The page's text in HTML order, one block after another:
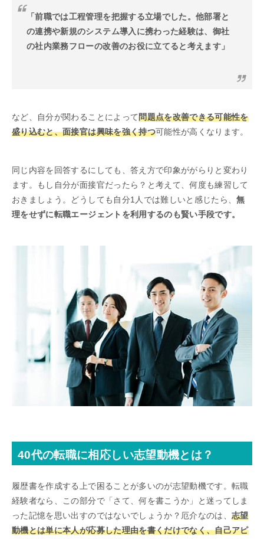
「前職では工程管理を把握する立場でした。他部署と
の連携や新規のシステム導入に携わった経験は、御社
の社内業務フローの改善のお役に立てると考えます」
など、自分が関わることによって問題点を改善できる可能性を
盛り込むと、面接官は興味を強く持つ可能性が高くなります。
同じ内容を回答するにしても、答え方で印象ががらりと変わり
ます。もし自分が面接官だったら？と考えて、何度も練習して
おきましょう。どうしても自分1人では難しいと感じたら、無
理をせずに転職エージェントを利用するのも賢い手段です。
40代の転職に相応しい志望動機とは？
履歴書を作成する上で困ることが多いのが志望動機です。転職
経験者なら、この部分で「さて、何を書こうか」と迷ってしま
った記憶を思い出すのではないでしょうか？厄介なのは、志望
動機とは単に本人が応募した理由を書くだけでなく、自己アピ